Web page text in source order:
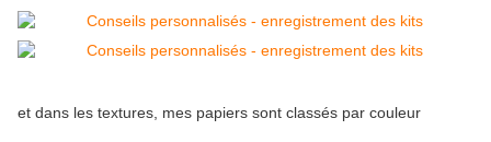
et dans les textures, mes papiers sont classés par couleur